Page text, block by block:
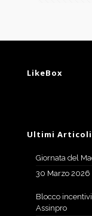
LikeBox
Ultimi Articoli
Giornata del
30 Marzo 2026
Blocco
Assinpro